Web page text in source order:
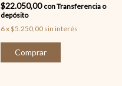
$22.050,00 conTransferencia o
depósito
6x$5.250,00 sin interés
Comprar